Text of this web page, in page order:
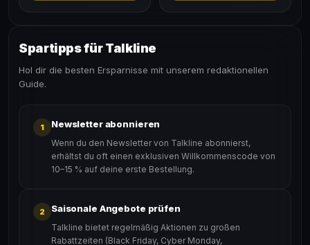
Spartipps für Talkline
Hol dir die besten Ersparnisse mit unserem redaktionellen
Guide.
1 Newsletter abonnieren
Wenn du den Newsletter von Talkline abonnierst,
erhältst du oft einen exklusiven Willkommenscode von
10–15 % auf deine erste Bestellung.
2 Saisonale Angebote prüfen
Talkline bietet regelmäßig Aktionen zu großen
Rabattzeiten (Black Friday, Cyber Monday,